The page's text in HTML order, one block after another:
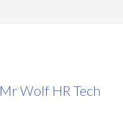
Mr Wolf HR Tech